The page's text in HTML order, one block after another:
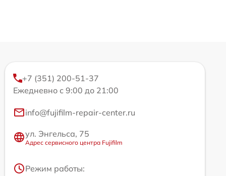
+7 (351) 200-51-37
Ежедневно с 9:00 до 21:00
info@fujifilm-repair-center.ru
ул. Энгельса, 75
Адрес сервисного центра Fujifilm
Режим работы: